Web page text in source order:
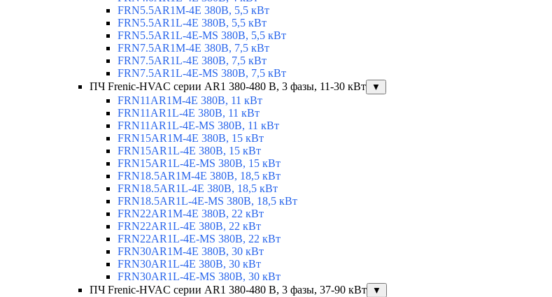
FRN5.5AR1M-4E 380В, 5,5 кВт
FRN5.5AR1L-4E 380В, 5,5 кВт
FRN5.5AR1L-4E-MS 380В, 5,5 кВт
FRN7.5AR1M-4E 380В, 7,5 кВт
FRN7.5AR1L-4E 380В, 7,5 кВт
FRN7.5AR1L-4E-MS 380В, 7,5 кВт
ПЧ Frenic-HVAC серии AR1 380-480 В, 3 фазы, 11-30 кВт
▼
FRN11AR1M-4E 380В, 11 кВт
FRN11AR1L-4E 380В, 11 кВт
FRN11AR1L-4E-MS 380В, 11 кВт
FRN15AR1M-4E 380В, 15 кВт
FRN15AR1L-4E 380В, 15 кВт
FRN15AR1L-4E-MS 380В, 15 кВт
FRN18.5AR1M-4E 380В, 18,5 кВт
FRN18.5AR1L-4E 380В, 18,5 кВт
FRN18.5AR1L-4E-MS 380В, 18,5 кВт
FRN22AR1M-4E 380В, 22 кВт
FRN22AR1L-4E 380В, 22 кВт
FRN22AR1L-4E-MS 380В, 22 кВт
FRN30AR1M-4E 380В, 30 кВт
FRN30AR1L-4E 380В, 30 кВт
FRN30AR1L-4E-MS 380В, 30 кВт
ПЧ Frenic-HVAC серии AR1 380-480 В, 3 фазы, 37-90 кВт
▼